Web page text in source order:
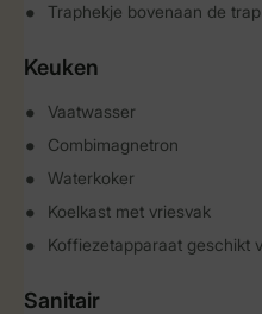
Traphekje bovenaan de trap
Keuken
Vaatwasser
Combimagnetron
Waterkoker
Koelkast met vriesvak
Koffiezetapparaat geschikt
Sanitair